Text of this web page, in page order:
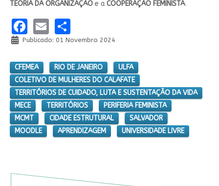
TEORIA DA ORGANIZAÇÃOe aCOOPERAÇÃO FEMINISTA.
Facebook
EmailShare
Publicado: 01 Novembro 2024
CFEMEA RIO DE JANEIRO
ULFA
COLETIVO DE MULHERES DO CALAFATE
TERRITÓRIOS DE CUIDADO, LUTA E SUSTENTAÇÃO DA VIDA
MECE
TERRITÓRIOS
PERIFERIA FEMINISTA
MCMT
CIDADE ESTRUTURAL
SALVADOR
MOODLE
APRENDIZAGEM UNIVERSIDADE LIVRE